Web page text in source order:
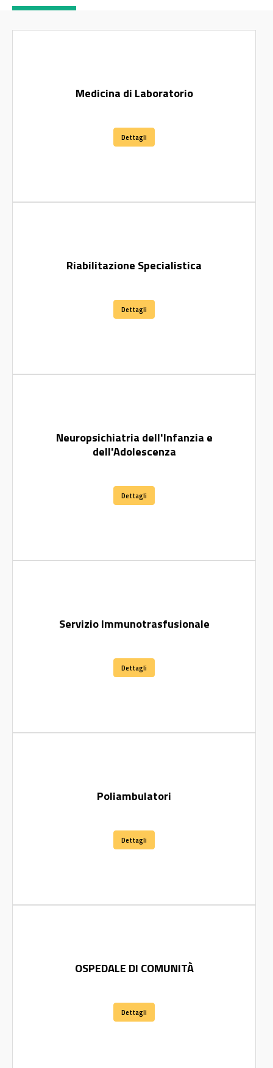
Medicina di Laboratorio
Dettagli
Riabilitazione Specialistica
Dettagli
Neuropsichiatria dell'Infanzia e
dell'Adolescenza
Dettagli
Servizio Immunotrasfusionale
Dettagli
Poliambulatori
Dettagli
OSPEDALE DI COMUNITÀ
Dettagli